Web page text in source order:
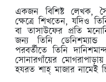
একজন বিশিষ্ট লেখক,
ক্ষেত্রে শিখতেন, যদিও
বা তাসাউফের প্রতি
জন্য তিনি
পরবর্তীতে তিনি
সোনারগাঁয়ের
হযরত শাহ্ মাজার নামেই